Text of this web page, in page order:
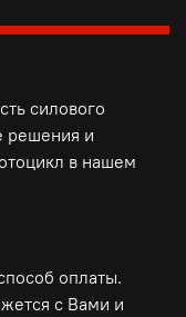
силового
решения и
в нашем
оплаты.
с Вами и